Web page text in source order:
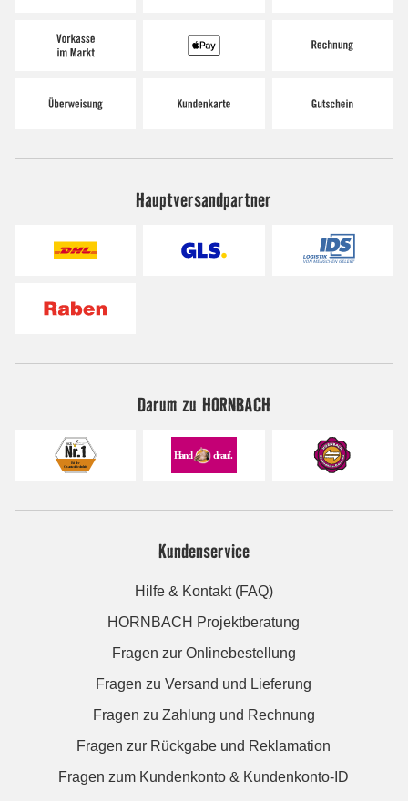
Hauptversandpartner
Darum zu HORNBACH
Kundenservice
Hilfe & Kontakt (FAQ)
HORNBACH Projektberatung
Fragen zur Onlinebestellung
Fragen zu Versand und Lieferung
Fragen zu Zahlung und Rechnung
Fragen zur Rückgabe und Reklamation
Fragen zum Kundenkonto & Kundenkonto-ID